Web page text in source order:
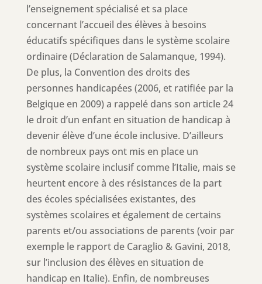
l’enseignement spécialisé et sa place
concernant l’accueil des élèves à besoins
éducatifs spécifiques dans le système scolaire
ordinaire (Déclaration de Salamanque, 1994).
De plus, la Convention des droits des
personnes handicapées (2006, et ratifiée par la
Belgique en 2009) a rappelé dans son article 24
le droit d’un enfant en situation de handicap à
devenir élève d’une école inclusive. D’ailleurs
de nombreux pays ont mis en place un
système scolaire inclusif comme l’Italie, mais se
heurtent encore à des résistances de la part
des écoles spécialisées existantes, des
systèmes scolaires et également de certains
parents et/ou associations de parents (voir par
exemple le rapport de Caraglio & Gavini, 2018,
sur l’inclusion des élèves en situation de
handicap en Italie). Enfin, de nombreuses